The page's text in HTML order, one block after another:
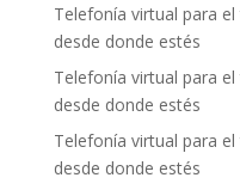
Telefonía virtual para
desde donde estés
Telefonía virtual para
desde donde estés
Telefonía virtual para
desde donde estés